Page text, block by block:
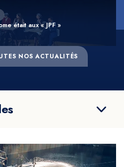
était aux « JPF »
NOS ACTUALITÉS